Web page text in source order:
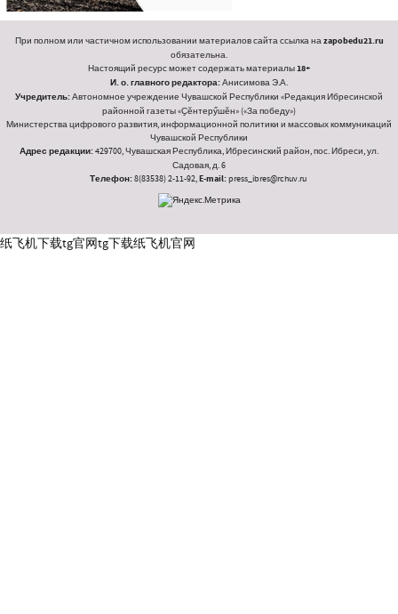
При полном или частичном использовании материалов сайта ссылка наzapobedu21.ru
обязательна.
Настоящий ресурс может содержать материалы18+
И. о. главного редактора:Анисимова Э.А.
Учредитель:Автономное учреждение Чувашской Республики «Редакция Ибресинской
районной газеты «Ҫӗнтерӳшӗн» («За победу»)
Министерства цифрового развития, информационной политики и массовых коммуникаций
Чувашской Республики
Адрес редакции:429700, Чувашская Республика, Ибресинский район, пос. Ибреси, ул.
Садовая, д. 6
Телефон:8(83538) 2-11-92,E-mail:press_ibres@rchuv.ru
纸飞机下载tg官网tg下载纸飞机官网